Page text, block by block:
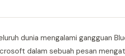
dunia mengalami gangguan
dalam sebuah pesan